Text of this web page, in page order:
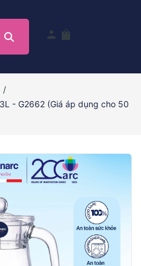
person shopping_bag
/
- G2662 (Giá áp dụng cho 50